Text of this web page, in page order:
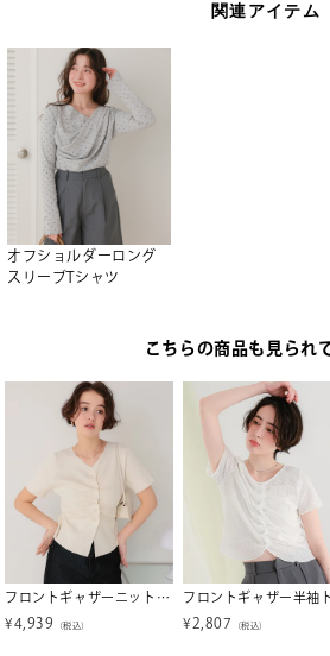
関連アイテム
オフショルダーロング
スリーブTシャツ
こちらの商品も見られ
フロントギャザーニット半袖トップス
¥4,939 （税込） ¥ 2,807 （税込）